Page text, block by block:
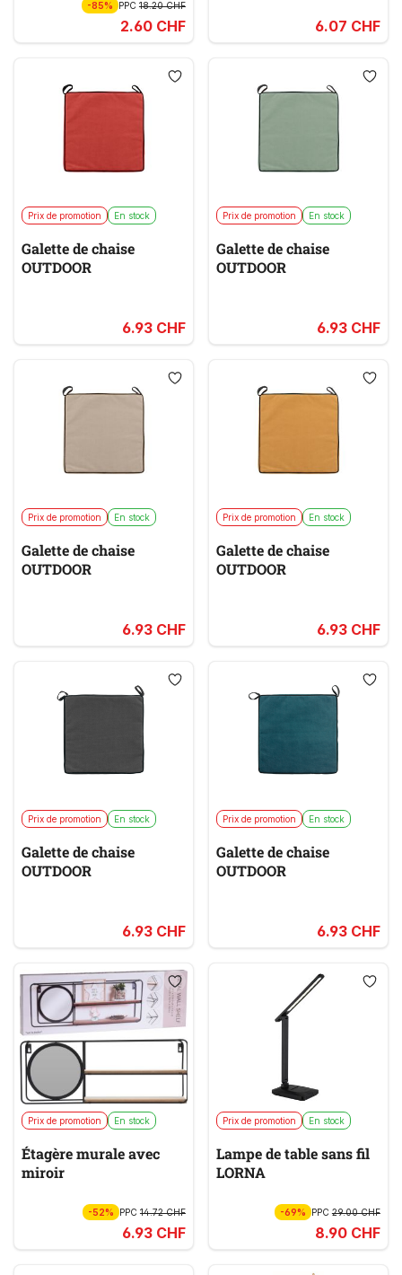
-85% PPC 18.20 CHF
2.60 CHF 6.07 CHF
Prix de promotion En stock
Galette de chaise
OUTDOOR
6.93 CHF
Prix de promotion En stock
Galette de chaise
OUTDOOR
6.93 CHF
Prix de promotion En stock
Galette de chaise
OUTDOOR
6.93 CHF
Prix de promotion En stock
Galette de chaise
OUTDOOR
6.93 CHF
Prix de promotion En stock
Galette de chaise
OUTDOOR
6.93 CHF
Prix de promotion En stock
Galette de chaise
OUTDOOR
6.93 CHF
Prix de promotion En stock
Étagère murale avec
miroir
-52% PPC 14.72 CHF
6.93 CHF
Prix de promotion En stock
Lampe de table sans fil
LORNA
-69% PPC29.00 CHF
8.90 CHF